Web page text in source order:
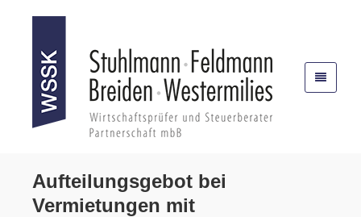
Aufteilungsgebot bei
Vermietungen mit